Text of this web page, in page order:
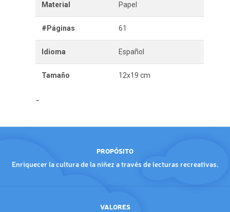
Material Papel
#Páginas 61
Idioma Español
Tamaño 12x19 cm
PROPÓSITO
Enriquecer la cultura de la niñez a través de lecturas recreativas.
VALORES